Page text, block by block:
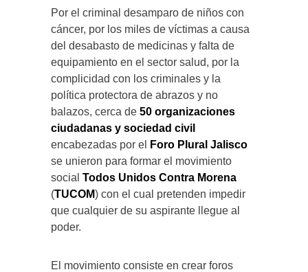
Por el criminal desamparo de niños con
cáncer, por los miles de víctimas a causa
del desabasto de medicinas y falta de
equipamiento en el sector salud, por la
complicidad con los criminales y la
política protectora de abrazos y no
balazos, cerca de 50 organizaciones
ciudadanas y sociedad civil
encabezadas por el
Foro Plural Jalisco
se unieron para formar el movimiento
social Todos Unidos Contra Morena
(TUCOM) con el cual pretenden impedir
que cualquier de su aspirante llegue al
poder.
El movimiento consiste en crear foros